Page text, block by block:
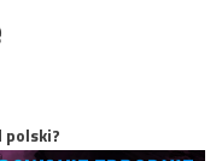
polski?